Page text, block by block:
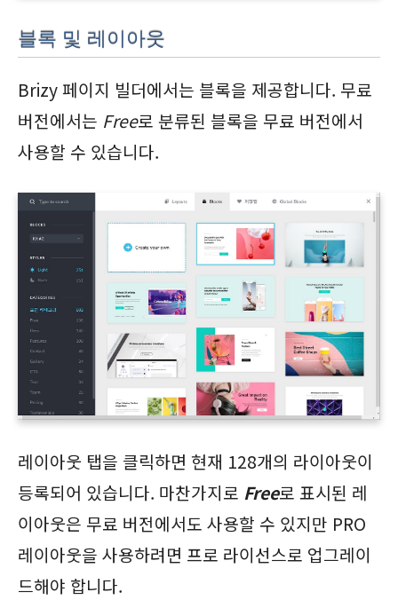
블록 및 레이아웃
Brizy 페이지 빌더에서는 블록을 제공합니다. 무료
버전에서는 Free로 분류된 블록을 무료 버전에서
사용할 수 있습니다.
레이아웃 탭을 클릭하면 현재 128개의 라이아웃이
등록되어 있습니다. 마찬가지로 Free로 표시된 레
이아웃은 무료 버전에서도 사용할 수 있지만 PRO
레이아웃을 사용하려면 프로 라이선스로 업그레이
드해야 합니다.